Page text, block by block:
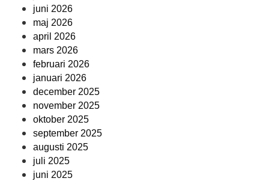
juni 2026
maj 2026
april 2026
mars 2026
februari 2026
januari 2026
december 2025
november 2025
oktober 2025
september 2025
augusti 2025
juli 2025
juni 2025